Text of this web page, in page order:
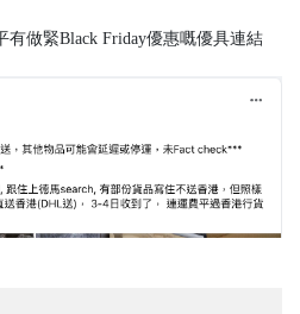
做緊Black Friday優惠嘅優具連結